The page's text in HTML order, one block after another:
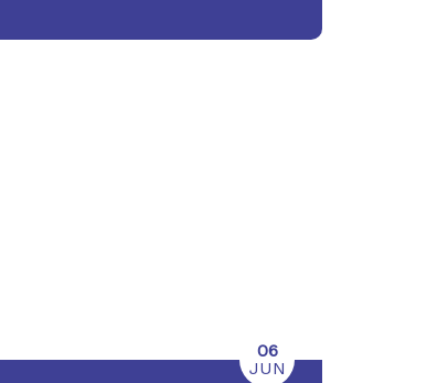
06
JUN